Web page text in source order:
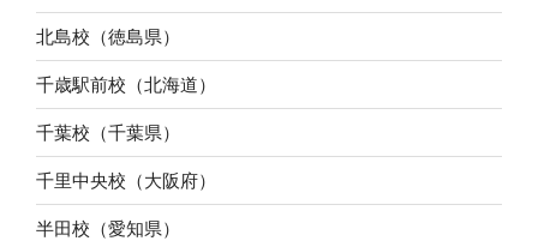
北島校（徳島県）
千歳駅前校（北海道）
千葉校（千葉県）
千里中央校（大阪府）
半田校（愛知県）